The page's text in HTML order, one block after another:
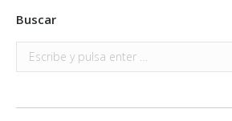
Buscar
Buscar: